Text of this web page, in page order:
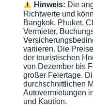
Hinweis: Die
Richtwerte und
Bangkok, Phuket,
Vermieter,
variieren. Die
der touristischen
von Dezember bis
großer Feiertage.
durchschnittlichen
Autovermietungen
und Kaution.